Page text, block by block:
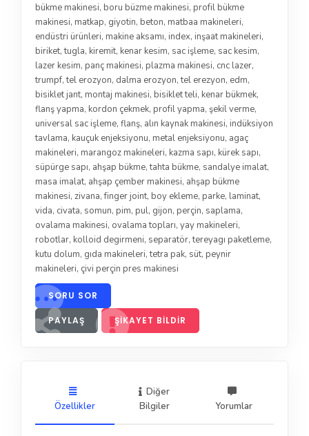
bükme makinesi, boru büzme makinesi, profil bükme
makinesi, matkap, giyotin, beton, matbaa makineleri,
endüstri ürünleri, makine aksamı, index, inşaat makineleri,
biriket,tugla, kiremit, kenar kesim, sac işleme, sac kesim,
lazer kesim, panç makinesi, plazma makinesi, cnc lazer,
trumpf,tel erozyon, dalma erozyon,tel erezyon, edm,
bisiklet jant, montaj makinesi, bisiklet teli, kenar bükmek,
flanş yapma, kordon çekmek, profil yapma, şekil verme,
universal sac işleme, flanş, alın kaynak makinesi, indüksiyon
tavlama, kauçuk enjeksiyonu, metal enjeksiyonu, agaç
makineleri, marangoz makineleri, kazma sapı, kürek sapı,
süpürge sapı, ahşap bükme,tahta bükme, sandalye imalat,
masa imalat, ahşap çember makinesi, ahşap bükme
makinesi, zivana,finger joint, boy ekleme, parke, laminat,
vida, civata, somun, pim, pul, gijon, perçin, saplama,
ovalama makinesi, ovalama topları, yay makineleri,
robotlar, kolloid degirmeni, separatör,tereyagı paketleme,
kutu dolum, gıda makineleri,tetra pak, süt, peynir
makineleri, çivi perçin pres makinesi
SORU SOR
PAYLAŞ ŞIKAYET BILDIR
Özellikler
Diğer
Bilgiler
Yorumlar